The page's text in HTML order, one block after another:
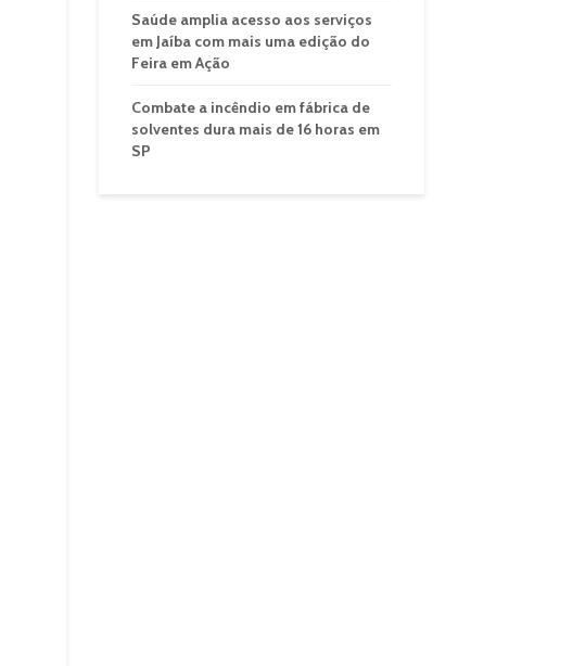
Saúde amplia acesso aos serviços
em Jaíba com mais uma edição do
Feira em Ação
Combate a incêndio em fábrica de
solventes dura mais de 16 horas em
SP